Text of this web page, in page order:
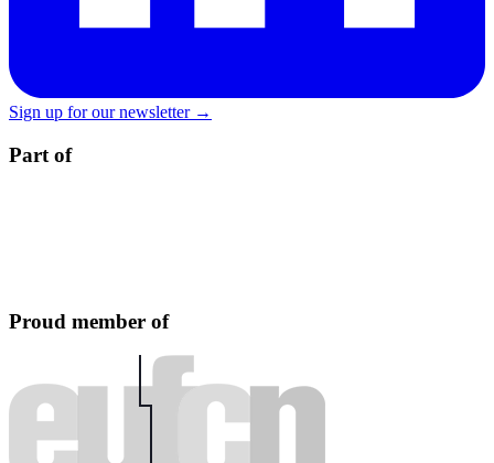
Sign up for our newsletter →
Part of
Proud member of